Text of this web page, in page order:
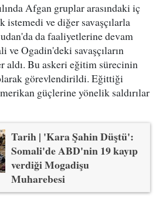
Afgan gruplar arasındaki iç
istemedi ve diğer savaşçılarla
da faaliyetlerine devam
ve Ogadin'deki savaşçıların
aldı. Bu askeri eğitim sürecinin
görevlendirildi. Eğittiği
güçlerine yönelik saldırılar
Tarih | 'Kara Şahin Düştü':
Somali'de ABD'nin 19 kayıp
verdiği Mogadişu
Muharebesi